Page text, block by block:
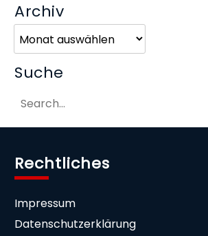
Archiv
Suche
Rechtliches
Impressum
Datenschutzerklärung